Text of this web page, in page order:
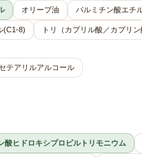
オリーブ油 パルミチン酸エチ
(C1-8) トリ（カプリル酸／カプリ
テアリルアルコール
酸ヒドロキシプロピルトリモニウム